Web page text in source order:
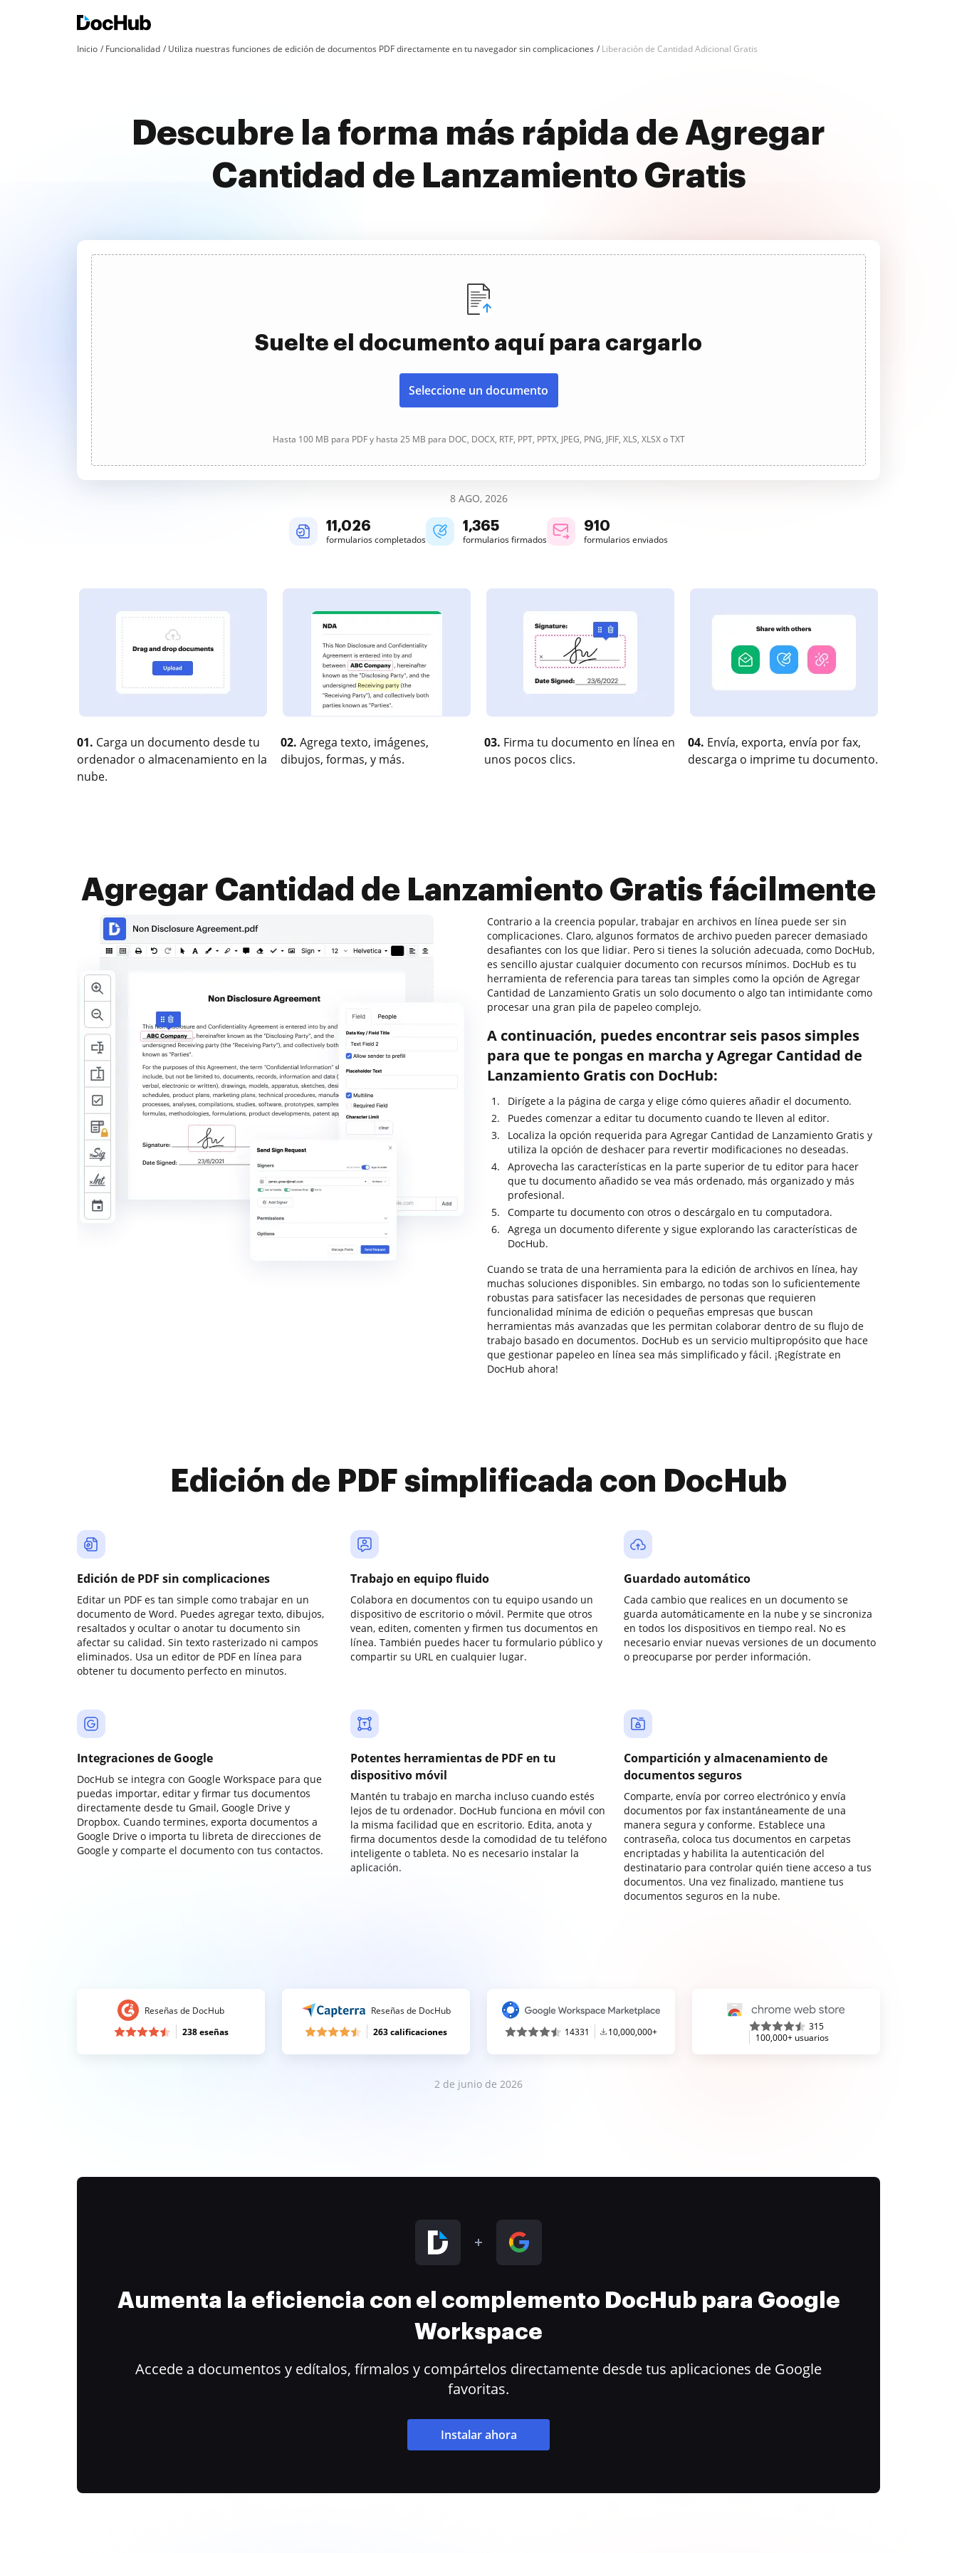
Inicio Funcionalidad Utiliza nuestras funciones de edición de documentos PDF directamente en tu navegador sin complicaciones Liberación de Cantidad Adicional Gratis
Descubre la forma más rápida de Agregar
Cantidad de Lanzamiento Gratis
Suelte el documento aquí para cargarlo
Seleccione un documento
Hasta 100 MB para PDF y hasta 25 MB para DOC, DOCX, RTF, PPT, PPTX, JPEG, PNG, JFIF, XLS, XLSX o TXT
8 AGO, 2026
11,026
formularios completados
1,365
formularios firmados
910
formularios enviados
01. Carga un documento desde tu
ordenador o almacenamiento en la
nube.
02. Agrega texto, imágenes,
dibujos, formas, y más.
03. Firma tu documento en línea en
unos pocos clics.
04. Envía, exporta, envía por fax,
descarga o imprime tu documento.
Agregar Cantidad de Lanzamiento Gratis fácilmente
Contrario a la creencia popular, trabajar en archivos en línea puede ser sin
complicaciones. Claro, algunos formatos de archivo pueden parecer demasiado
desafiantes con los que lidiar. Pero si tienes la solución adecuada, como DocHub,
es sencillo ajustar cualquier documento con recursos mínimos. DocHub es tu
herramienta de referencia para tareas tan simples como la opción de Agregar
Cantidad de Lanzamiento Gratis un solo documento o algo tan intimidante como
procesar una gran pila de papeleo complejo.
A continuación, puedes encontrar seis pasos simples
para que te pongas en marcha y Agregar Cantidad de
Lanzamiento Gratis con DocHub:
Dirígete a la página de carga y elige cómo quieres añadir el documento.
Puedes comenzar a editar tu documento cuando te lleven al editor.
Localiza la opción requerida para Agregar Cantidad de Lanzamiento Gratis y
utiliza la opción de deshacer para revertir modificaciones no deseadas.
Aprovecha las características en la parte superior de tu editor para hacer
que tu documento añadido se vea más ordenado, más organizado y más
profesional.
Comparte tu documento con otros o descárgalo en tu computadora.
Agrega un documento diferente y sigue explorando las características de
DocHub.
Cuando se trata de una herramienta para la edición de archivos en línea, hay
muchas soluciones disponibles. Sin embargo, no todas son lo suficientemente
robustas para satisfacer las necesidades de personas que requieren
funcionalidad mínima de edición o pequeñas empresas que buscan
herramientas más avanzadas que les permitan colaborar dentro de su flujo de
trabajo basado en documentos. DocHub es un servicio multipropósito que hace
que gestionar papeleo en línea sea más simplificado y fácil. ¡Regístrate en
DocHub ahora!
Edición de PDF simplificada con DocHub
Edición de PDF sin complicaciones
Editar un PDF es tan simple como trabajar en un
documento de Word. Puedes agregar texto, dibujos,
resaltados y ocultar o anotar tu documento sin
afectar su calidad. Sin texto rasterizado ni campos
eliminados. Usa un editor de PDF en línea para
obtener tu documento perfecto en minutos.
Trabajo en equipo fluido
Colabora en documentos con tu equipo usando un
dispositivo de escritorio o móvil. Permite que otros
vean, editen, comenten y firmen tus documentos en
línea. También puedes hacer tu formulario público y
compartir su URL en cualquier lugar.
Guardado automático
Cada cambio que realices en un documento se
guarda automáticamente en la nube y se sincroniza
en todos los dispositivos en tiempo real. No es
necesario enviar nuevas versiones de un documento
o preocuparse por perder información.
Integraciones de Google
DocHub se integra con Google Workspace para que
puedas importar, editar y firmar tus documentos
directamente desde tu Gmail, Google Drive y
Dropbox. Cuando termines, exporta documentos a
Google Drive o importa tu libreta de direcciones de
Google y comparte el documento con tus contactos.
Potentes herramientas de PDF en tu
dispositivo móvil
Mantén tu trabajo en marcha incluso cuando estés
lejos de tu ordenador. DocHub funciona en móvil con
la misma facilidad que en escritorio. Edita, anota y
firma documentos desde la comodidad de tu teléfono
inteligente o tableta. No es necesario instalar la
aplicación.
Compartición y almacenamiento de
documentos seguros
Comparte, envía por correo electrónico y envía
documentos por fax instantáneamente de una
manera segura y conforme. Establece una
contraseña, coloca tus documentos en carpetas
encriptadas y habilita la autenticación del
destinatario para controlar quién tiene acceso a tus
documentos. Una vez finalizado, mantiene tus
documentos seguros en la nube.
Reseñas de DocHub
238 eseñas
Reseñas de DocHub
263 calificaciones
14331 10,000,000+
315
100,000+ usuarios
2 de junio de 2026
Aumenta la eficiencia con el complemento DocHub para Google
Workspace
Accede a documentos y edítalos, fírmalos y compártelos directamente desde tus aplicaciones de Google
favoritas.
Instalar ahora